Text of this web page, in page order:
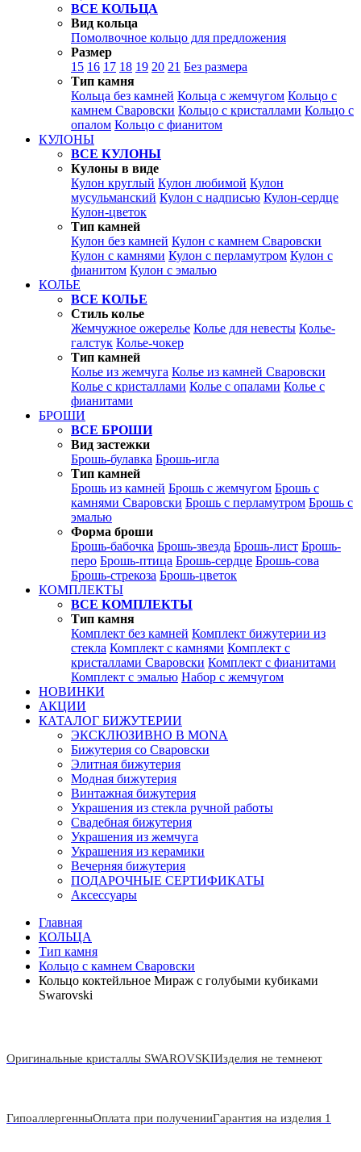
ВСЕ КОЛЬЦА
Вид кольца
Помолвочное кольцо для предложения
Размер
15 16 17 18 19 20 21 Без размера
Тип камня
Кольца без камней Кольца с жемчугом Кольцо с
камнем Сваровски Кольцо с кристаллами Кольцо с
опалом Кольцо с фианитом
КУЛОНЫ
ВСЕ КУЛОНЫ
Кулоны в виде
Кулон круглый Кулон любимой Кулон
мусульманский Кулон с надписью Кулон-сердце
Кулон-цветок
Тип камней
Кулон без камней Кулон с камнем Сваровски
Кулон с камнями Кулон с перламутром Кулон с
фианитом Кулон с эмалью
КОЛЬЕ
ВСЕ КОЛЬЕ
Стиль колье
Жемчужное ожерелье Колье для невесты Колье-
галстук Колье-чокер
Тип камней
Колье из жемчуга Колье из камней Сваровски
Колье с кристаллами Колье с опалами Колье с
фианитами
БРОШИ
ВСЕ БРОШИ
Вид застежки
Брошь-булавка Брошь-игла
Тип камней
Брошь из камней Брошь с жемчугом Брошь с
камнями Сваровски Брошь с перламутром Брошь с
эмалью
Форма броши
Брошь-бабочка Брошь-звезда Брошь-лист Брошь-
перо Брошь-птица Брошь-сердце Брошь-сова
Брошь-стрекоза Брошь-цветок
КОМПЛЕКТЫ
ВСЕ КОМПЛЕКТЫ
Тип камня
Комплект без камней Комплект бижутерии из
стекла Комплект с камнями Комплект с
кристаллами Сваровски Комплект с фианитами
Комплект с эмалью Набор с жемчугом
НОВИНКИ
АКЦИИ
КАТАЛОГ БИЖУТЕРИИ
ЭКСКЛЮЗИВНО В MONA
Бижутерия со Сваровски
Элитная бижутерия
Модная бижутерия
Винтажная бижутерия
Украшения из стекла ручной работы
Свадебная бижутерия
Украшения из жемчуга
Украшения из керамики
Вечерняя бижутерия
ПОДАРОЧНЫЕ СЕРТИФИКАТЫ
Аксессуары
Главная
КОЛЬЦА
Тип камня
Кольцо с камнем Сваровски
Кольцо коктейльное Мираж с голубыми кубиками
Swarovski
Оригинальные кристаллы SWAROVSKIИзделия не темнеют
ГипоаллергенныОплата при полученииГарантия на изделия 1